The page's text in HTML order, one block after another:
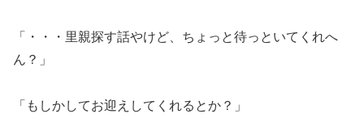
「・・・里親探す話やけど、ちょっと待っといてくれへ
ん？」
「もしかしてお迎えしてくれるとか？」